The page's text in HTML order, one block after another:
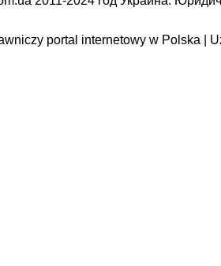
portal internetowy w Polska |